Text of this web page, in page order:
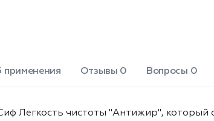
а также поверхностей из
стали. Сиф "Антижир"
применения Отзывы 0 Вопросы 0
Легкость чистоты "Антижир", который